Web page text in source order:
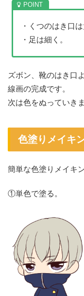
・くつのはき口は
・足は細く。
ズボン、靴のはき口
線画の完成です。
次は色をぬっていきま
色塗りメイキ
簡単な色塗りメイキ
①単色で塗る。